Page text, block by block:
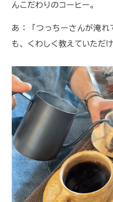
んこだわりのコーヒー。
あ：「つっちーさんが淹
も、くわしく教えていただけ